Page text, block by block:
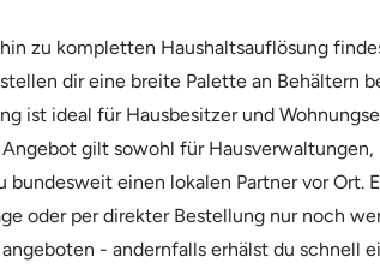
zu kompletten Haushaltsauflösung
dir eine breite Palette an Behältern
ist ideal für Hausbesitzer und
gilt sowohl für
einen lokalen Partner vor Ort.
oder per direkter Bestellung nur noch
- andernfalls erhälst du schnell